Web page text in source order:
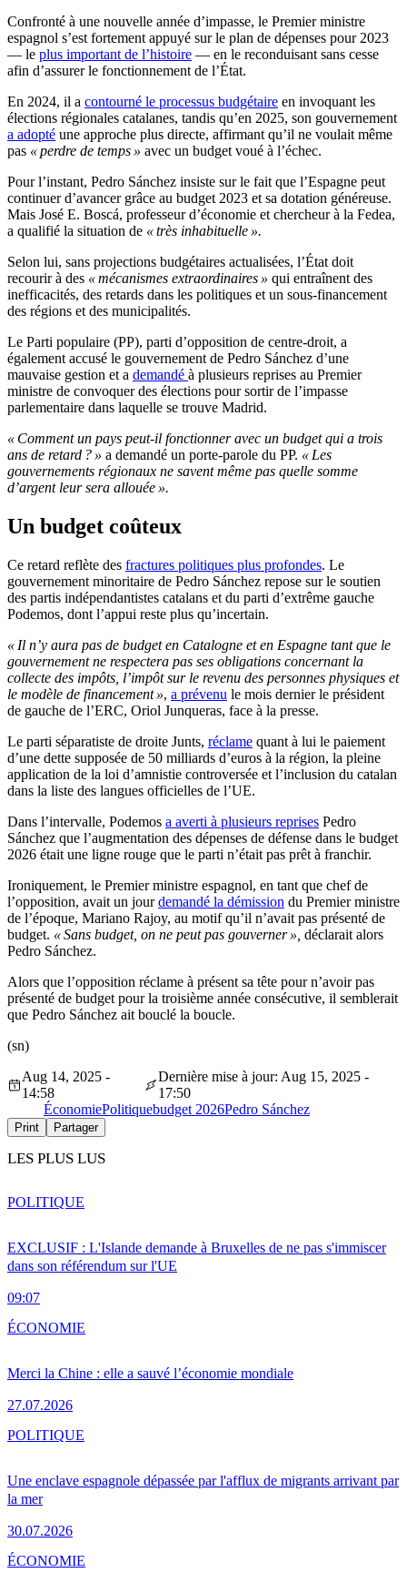
Confronté à une nouvelle année d’impasse, le Premier ministre
espagnol s’est fortement appuyé sur le plan de dépenses pour 2023
— le plus important de l’histoire — en le reconduisant sans cesse
afin d’assurer le fonctionnement de l’État.
En 2024, il a contourné le processus budgétaire en invoquant les
élections régionales catalanes, tandis qu’en 2025, son gouvernement
a adopté une approche plus directe, affirmant qu’il ne voulait même
pas « perdre de temps » avec un budget voué à l’échec.
Pour l’instant, Pedro Sánchez insiste sur le fait que l’Espagne peut
continuer d’avancer grâce au budget 2023 et sa dotation généreuse.
Mais José E. Boscá, professeur d’économie et chercheur à la Fedea,
a qualifié la situation de « très inhabituelle ».
Selon lui, sans projections budgétaires actualisées, l’État doit
recourir à des « mécanismes extraordinaires » qui entraînent des
inefficacités, des retards dans les politiques et un sous-financement
des régions et des municipalités.
Le Parti populaire (PP), parti d’opposition de centre-droit, a
également accusé le gouvernement de Pedro Sánchez d’une
mauvaise gestion et a demandé à plusieurs reprises au Premier
ministre de convoquer des élections pour sortir de l’impasse
parlementaire dans laquelle se trouve Madrid.
« Comment un pays peut-il fonctionner avec un budget qui a trois
ans de retard ? » a demandé un porte-parole du PP. « Les
gouvernements régionaux ne savent même pas quelle somme
d’argent leur sera allouée ».
Un budget coûteux
Ce retard reflète des fractures politiques plus profondes. Le
gouvernement minoritaire de Pedro Sánchez repose sur le soutien
des partis indépendantistes catalans et du parti d’extrême gauche
Podemos, dont l’appui reste plus qu’incertain.
« Il n’y aura pas de budget en Catalogne et en Espagne tant que le
gouvernement ne respectera pas ses obligations concernant la
collecte des impôts, l’impôt sur le revenu des personnes physiques et
le modèle de financement », a prévenu le mois dernier le président
de gauche de l’ERC, Oriol Junqueras, face à la presse.
Le parti séparatiste de droite Junts, réclame quant à lui le paiement
d’une dette supposée de 50 milliards d’euros à la région, la pleine
application de la loi d’amnistie controversée et l’inclusion du catalan
dans la liste des langues officielles de l’UE.
Dans l’intervalle, Podemos a averti à plusieurs reprises Pedro
Sánchez que l’augmentation des dépenses de défense dans le budget
2026 était une ligne rouge que le parti n’était pas prêt à franchir.
Ironiquement, le Premier ministre espagnol, en tant que chef de
l’opposition, avait un jourdemandé la démission du Premier ministre
de l’époque, Mariano Rajoy, au motif qu’il n’avait pas présenté de
budget. « Sans budget, on ne peut pas gouverner », déclarait alors
Pedro Sánchez.
Alors que l’opposition réclame à présent sa tête pour n’avoir pas
présenté de budget pour la troisième année consécutive, il semblerait
que Pedro Sánchez ait bouclé la boucle.
(sn)
Aug 14, 2025 -
14:58
Dernière mise à jour: Aug 15, 2025 -
17:50
ÉconomiePolitiquebudget 2026Pedro Sánchez
Print Partager
LES PLUS LUS
EXCLUSIF : L'Islande demande à Bruxelles de ne pas s'immiscer
dans son référendum sur l'UE
09:07
POLITIQUE
Merci la Chine : elle a sauvé l’économie mondiale
27.07.2026
ÉCONOMIE
Une enclave espagnole dépassée par l'afflux de migrants arrivant par
la mer
30.07.2026
POLITIQUE
ÉCONOMIE